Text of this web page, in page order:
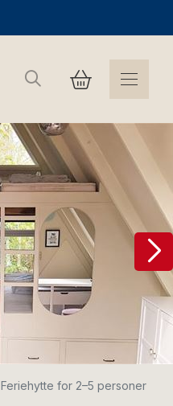
Søg
Feriehytte for 2–5 personer